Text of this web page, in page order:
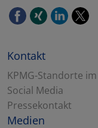
Kontakt
KPMG-Standorte
Social Media
Pressekontakt
Medien